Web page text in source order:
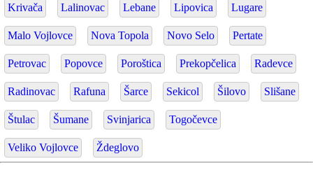
Krivača Lalinovac Lebane Lipovica Lugare
Malo Vojlovce Nova Topola Novo Selo Pertate
Petrovac Popovce Poroštica Prekopčelica Radevce
Radinovac Rafuna Šarce Sekicol Šilovo Slišane
Štulac Šumane Svinjarica Togočevce
Veliko Vojlovce Ždeglovo